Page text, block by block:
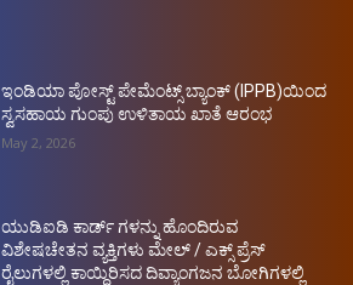
ಇಂಡಿಯಾ ಪೋಸ್ಟ್ ಪೇಮೆಂಟ್ಸ್ ಬ್ಯಾಂಕ್ (IPPB)ಯಿಂದ
ಸ್ವಸಹಾಯ ಗುಂಪು ಉಳಿತಾಯ ಖಾತೆ ಆರಂಭ
May 2, 2026
ಯುಡಿಐಡಿ ಕಾರ್ಡ್ ಗಳನ್ನು ಹೊಂದಿರುವ
ವಿಶೇಷಚೇತನ ವ್ಯಕ್ತಿಗಳು ಮೇಲ್ / ಎಕ್ಸ್ ಪ್ರೆಸ್
ರೈಲುಗಳಲ್ಲಿ ಕಾಯ್ದಿರಿಸದ ದಿವ್ಯಾಂಗಜನ ಬೋಗಿಗಳಲ್ಲಿ